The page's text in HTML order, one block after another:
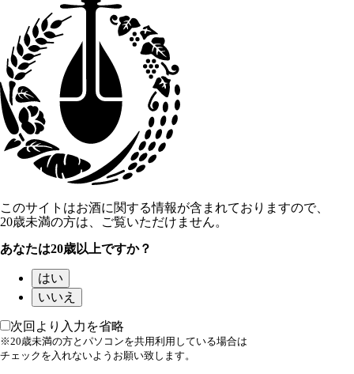
このサイトはお酒に関する情報が含まれておりますので、
20歳未満の方は、ご覧いただけません。
あなたは20歳以上ですか？
はい
いいえ
次回より入力を省略
※20歳未満の方とパソコンを共用利用している場合は
チェックを入れないようお願い致します。